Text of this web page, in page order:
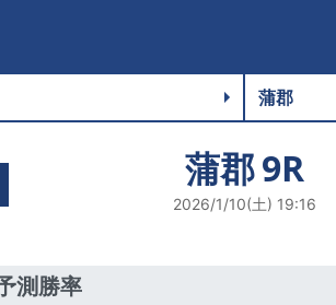
蒲郡9R
2026/1/10(土) 19:16
測勝率